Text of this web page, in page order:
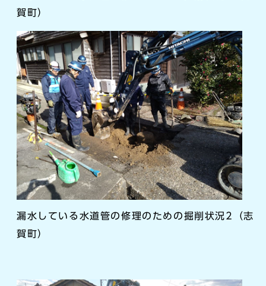
賀町）
漏水している水道管の修理のための掘削状況2（志
賀町）